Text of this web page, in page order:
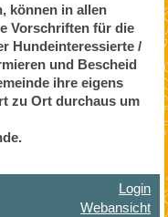
können in allen
Vorschriften für die
Hundeinteressierte /
und Bescheid
ihre eigens
zu Ort durchaus um
Login
Webansicht